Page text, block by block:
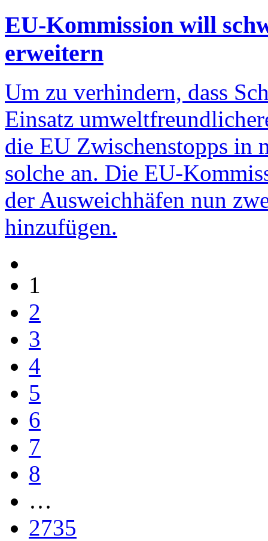
EU-Kommission will
erweitern
Um zu verhindern, dass
Einsatz
die EU Zwischenstopps in
solche an. Die EU-
der Ausweichhäfen nun
hinzufügen.
1
2
3
4
5
6
7
8
…
2735